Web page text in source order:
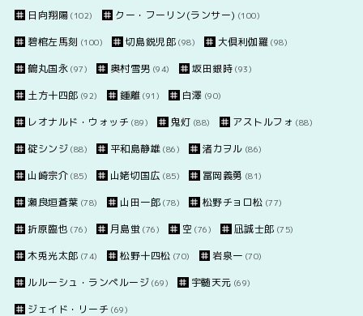
日向翔陽 (102) クー・フーリン(ランサー) (100)
碧棺左馬刻 (100) 切島鋭児郎 (98) 大倶利伽羅 (98)
鶴丸国永 (97) 奥村雪男 (94) 坂田銀時 (93)
土方十四郎 (92) 鍾離 (91) 白澤 (90)
レオナルド・ウォッチ (89) 鬼灯 (88) アストルフォ (88)
碇シンジ (88) 平和島静雄 (86) 渚カヲル (86)
山崎宗介 (85) 山姥切国広 (85) 冨岡義勇 (81)
瀬良垣蒼葉 (78) 山田一郎 (78) 松野チョロ松 (77)
折原臨也 (76) 月島蛍 (76) 空 (76) 凪誠士郎 (75)
木兎光太郎 (74) 松野十四松 (70) 岩泉一 (70)
ルルーシュ・ランペルージ (69) 宇髄天元 (69)
ジェイド・リーチ (69)